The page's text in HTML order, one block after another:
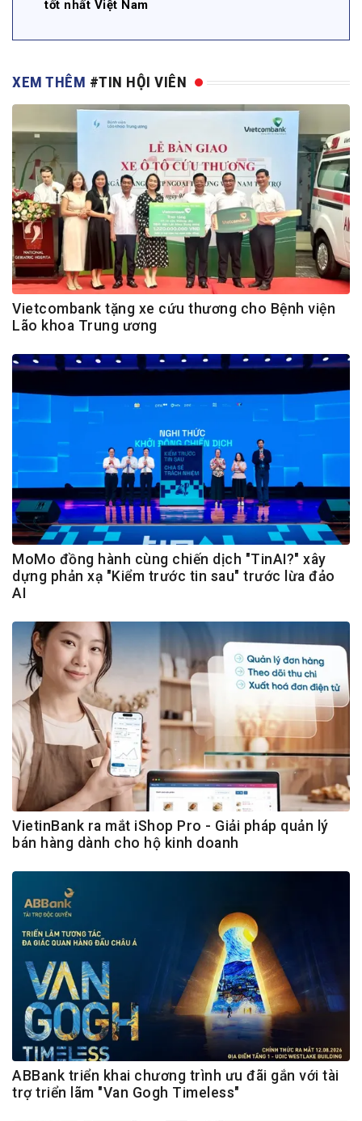
tốt nhất Việt Nam
XEM THÊM #TIN HỘI VIÊN
Vietcombank tặng xe cứu thương cho Bệnh viện
Lão khoa Trung ương
MoMo đồng hành cùng chiến dịch "TinAI?" xây
dựng phản xạ "Kiểm trước tin sau" trước lừa đảo
AI
VietinBank ra mắt iShop Pro - Giải pháp quản lý
bán hàng dành cho hộ kinh doanh
ABBank triển khai chương trình ưu đãi gắn với tài
trợ triển lãm "Van Gogh Timeless"